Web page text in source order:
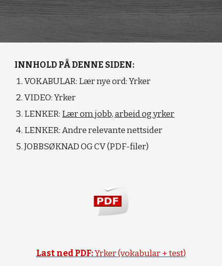
INNHOLD PÅ DENNE SIDEN:
VOKABULAR: Lær nye ord: Yrker
VIDEO: Yrker
LENKER: Lær om jobb, arbeid og yrker
LENKER: Andre relevante nettsider
JOBBSØKNAD OG CV (PDF-filer)
Last ned PDF:Yrker (vokabular + test)